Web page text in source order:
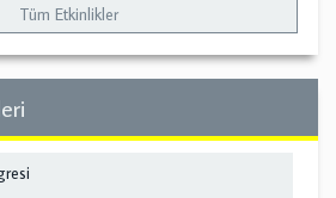
Tüm Etkinlikler